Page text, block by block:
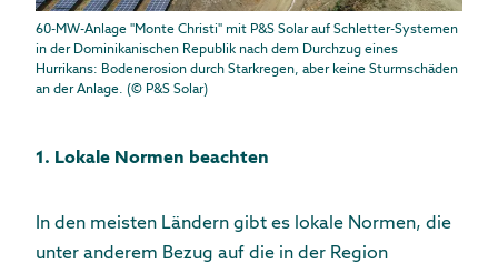
60-MW-Anlage "Monte Christi" mit P&S Solar auf Schletter-Systemen
in der Dominikanischen Republik nach dem Durchzug eines
Hurrikans: Bodenerosion durch Starkregen, aber keine Sturmschäden
an der Anlage. (© P&S Solar)
1. Lokale Normen beachten
In den meisten Ländern gibt es lokale Normen, die
unter anderem Bezug auf die in der Region